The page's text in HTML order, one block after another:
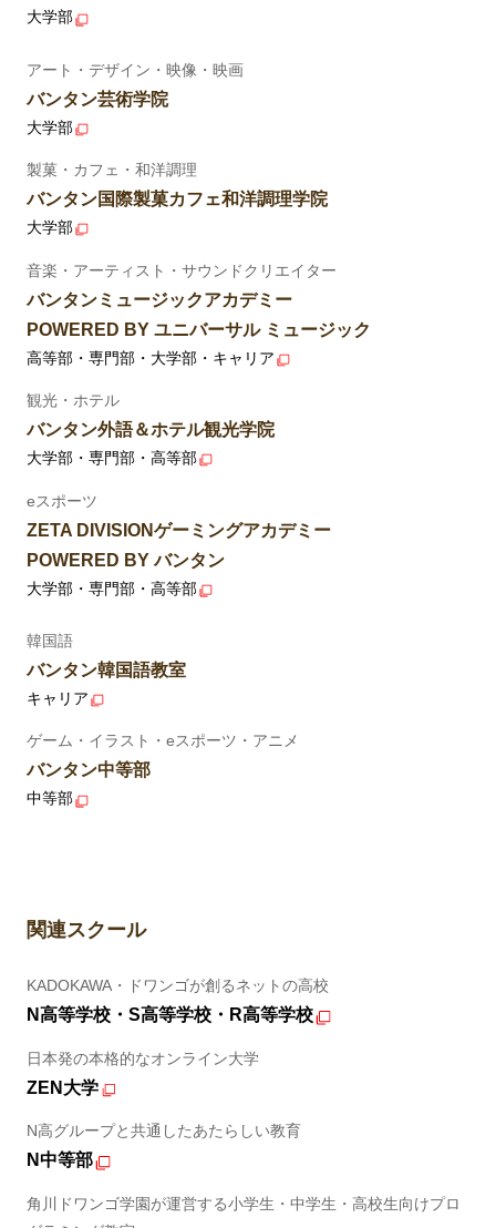
大学部
アート・デザイン・映像・映画
バンタン芸術学院
大学部
製菓・カフェ・和洋調理
バンタン国際製菓カフェ和洋調理学院
大学部
音楽・アーティスト・サウンドクリエイター
バンタンミュージックアカデミー
POWERED BY ユニバーサル ミュージック
高等部・専門部・大学部・キャリア
観光・ホテル
バンタン外語＆ホテル観光学院
大学部・専門部・高等部
eスポーツ
ZETA DIVISIONゲーミングアカデミー
POWERED BY バンタン
大学部・専門部・高等部
韓国語
バンタン韓国語教室
キャリア
ゲーム・イラスト・eスポーツ・アニメ
バンタン中等部
中等部
関連スクール
KADOKAWA・ドワンゴが創るネットの高校
N高等学校・S高等学校・R高等学校
日本発の本格的なオンライン大学
ZEN大学
N高グループと共通したあたらしい教育
N中等部
角川ドワンゴ学園が運営する小学生・中学生・高校生向けプロ